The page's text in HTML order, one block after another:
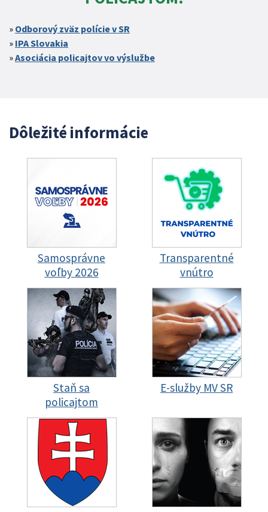
Odborový zväz polície v SR
IPA Slovakia
Asociácia policajtov vo výslužbe
Dôležité informácie
Samosprávne
voľby 2026
Transparentné
vnútro
Staň sa
policajtom
E-služby MV SR